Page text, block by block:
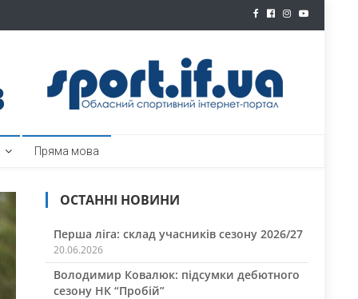
Пряма мова
ОСТАННІ НОВИНИ
Перша ліга: склад учасників сезону 2026/27
20.06.2026
Володимир Ковалюк: підсумки дебютного
сезону НК “Пробій”